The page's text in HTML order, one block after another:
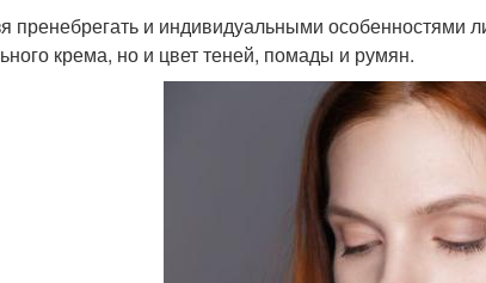
пренебрегать и индивидуальными особенностями
крема, но и цвет теней, помады и румян.